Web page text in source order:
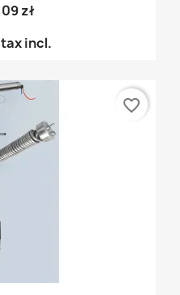
zł
tax incl.
favorite_border